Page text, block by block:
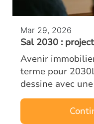
Mar 29, 2026
Sal 2030 :
Avenir
terme pour
dessine avec
précédent. Dès
et analystes